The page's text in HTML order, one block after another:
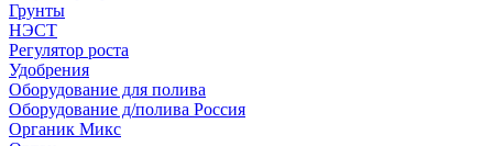
Грунты
НЭСТ
Регулятор роста
Удобрения
Оборудование для полива
Оборудование д/полива Россия
Органик Микс